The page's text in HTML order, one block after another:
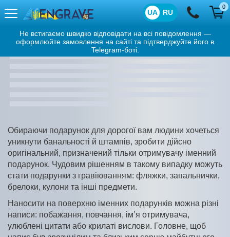
0
UA RU
Не встигаємо швидко відповідати на всі повідомлення —
оформлюйте замовлення на сайті та підтверджуйте його в
Telegram-боті.
Подарунки
Обираючи подарунок для дорогої вам людини хочеться
уникнути банальності й штампів, зробити дійсно
оригінальний, призначений тільки отримувачу іменний
подарунок. Чудовим рішенням в такому випадку можуть
стати подарунки з гравіюванням: фляжки, запальнички,
брелоки, кулони та інші предмети.
Наносити на поверхню іменних подарунків можна різні
написи: побажання, повчання, ім’я отримувача,
улюблені цитати або крилаті вислови. Головне, щоб